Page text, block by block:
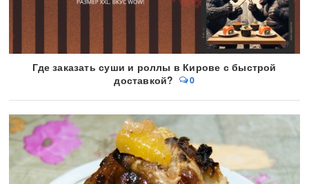
Где заказать суши и роллы в Кирове с быстрой
доставкой?
0